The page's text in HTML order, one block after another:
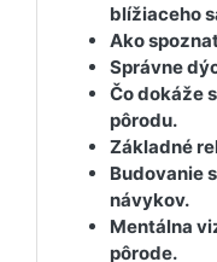
blížiaceho
Ako
Správne
Čo dokáže
pôrodu.
Základné
Budovanie
návykov.
Mentálna
pôrode.